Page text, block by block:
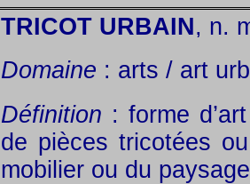
TRICOT URBAIN, n.
Domaine : arts / art
Définition : forme
de pièces tricotées
mobilier ou du